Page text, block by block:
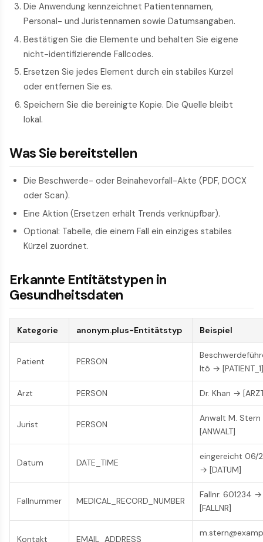
Die Anwendung kennzeichnet Patientennamen,
Personal- und Juristennamen sowie Datumsangaben.
Bestätigen Sie die Elemente und behalten Sie eigene
nicht-identifizierende Fallcodes.
Ersetzen Sie jedes Element durch ein stabiles Kürzel
oder entfernen Sie es.
Speichern Sie die bereinigte Kopie. Die Quelle bleibt
lokal.
Was Sie bereitstellen
Die Beschwerde- oder Beinahevorfall-Akte (PDF, DOCX
oder Scan).
Eine Aktion (Ersetzen erhält Trends verknüpfbar).
Optional: Tabelle, die einem Fall ein einziges stabiles
Kürzel zuordnet.
Erkannte Entitätstypen in
Gesundheitsdaten
Kategorie anonym.plus-Entitätstyp Beispiel
Patient PERSON
Itô → [PATIENT_1]
Arzt PERSON Dr. Khan →
Jurist PERSON
Anwalt M.
[ANWALT]
Datum DATE_TIME
eingereicht 06/
→ [DATUM]
Fallnummer MEDICAL_RECORD_NUMBER
Fallnr. 601234 →
[FALLNR]
Kontakt EMAIL_ADDRESS